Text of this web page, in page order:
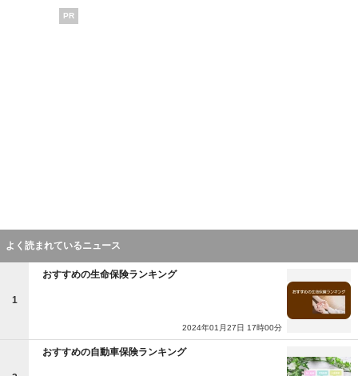
PR
よく読まれているニュース
1
おすすめの生命保険ランキング
2024年01月27日 17時00分
おすすめの自動車保険ランキング